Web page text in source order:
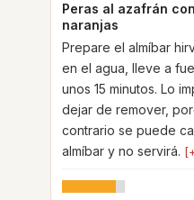
Peras al azafrán
naranjas
Prepare el almíbar
en el agua, lleve a
unos 15 minutos. Lo
dejar de remover,
contrario se puede
almíbar y no servirá.